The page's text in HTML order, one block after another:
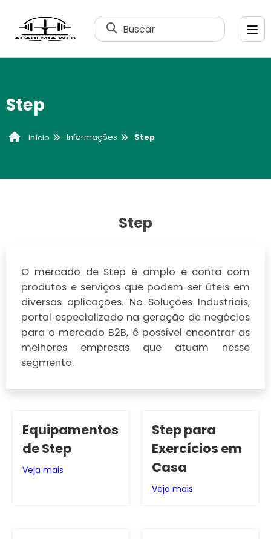
Buscar
Step
Início Informações Step
Step
O mercado de Step é amplo e conta com
produtos e serviços que podem ser úteis em
diversas aplicações. No Soluções Industriais,
portal especializado na geração de negócios
para o mercado B2B, é possível encontrar as
melhores empresas que atuam nesse
segmento.
Equipamentos
de Step
Veja mais
Step para
Exercícios em
Casa
Veja mais